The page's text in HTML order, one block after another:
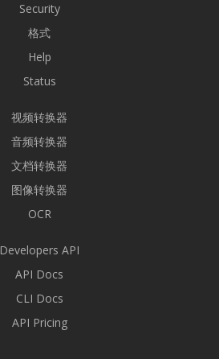
Security
格式
Help
Status
视频转换器
音频转换器
文档转换器
图像转换器
OCR
Developers API
API Docs
CLI Docs
API Pricing